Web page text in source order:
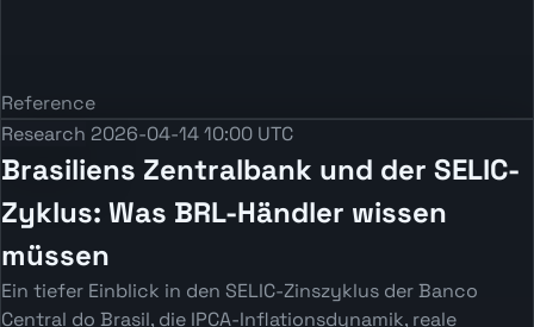
Reference
Research 2026-04-14 10:00 UTC
Brasiliens Zentralbank und der SELIC-
Zyklus: Was BRL-Händler wissen
müssen
Ein tiefer Einblick in den SELIC-Zinszyklus der Banco
Central do Brasil, die IPCA-Inflationsdynamik, reale